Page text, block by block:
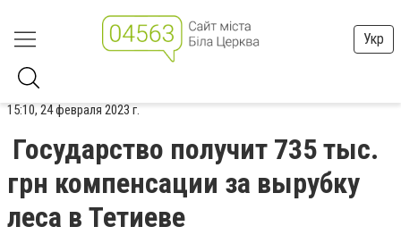
Укр
15:10, 24 февраля 2023 г.
Государство получит 735 тыс.
грн компенсации за вырубку
леса в Тетиеве